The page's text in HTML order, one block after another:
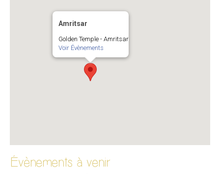
Amritsar
Golden Temple - Amritsar
Voir Évènements
Évènements à venir